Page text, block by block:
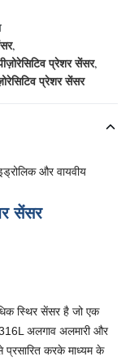
,
प्रेशर सेंसर,
प्रेशर सेंसर
और वायवीय
सेंसर
स्थिर सेंसर है जो एक
अलगाव अलमारी और
प्रसारित करके माध्यम के